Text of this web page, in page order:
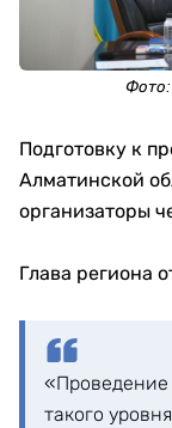
Подготовку к
Алматинской
организаторы
Глава региона
такого